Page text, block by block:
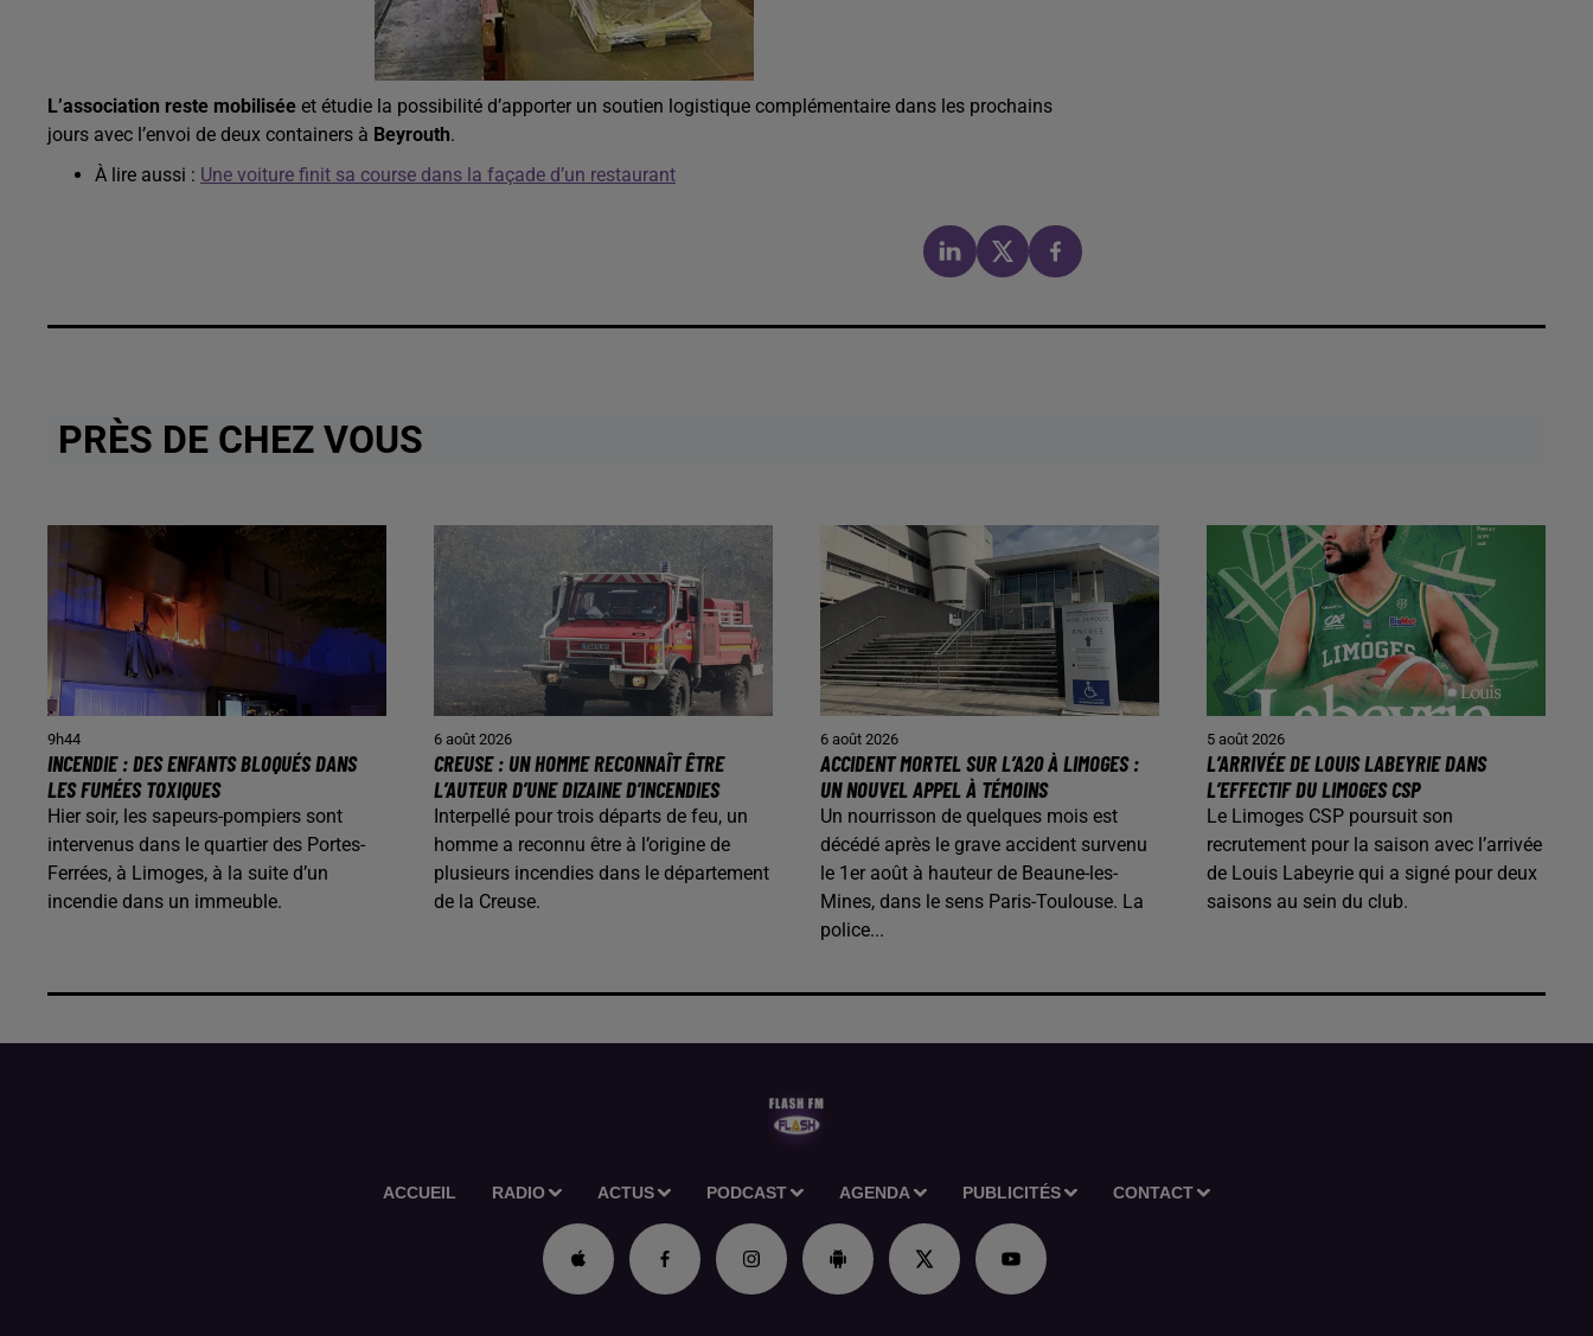
L’association reste mobilisée et étudie la possibilité d’apporter un soutien logistique complémentaire dans les prochains
jours avec l’envoi de deux containers à Beyrouth.
À lire aussi : Une voiture finit sa course dans la façade d’un restaurant
PRÈS DE CHEZ VOUS
9h44
INCENDIE : DES ENFANTS BLOQUÉS DANS
LES FUMÉES TOXIQUES
Hier soir, les sapeurs-pompiers sont
intervenus dans le quartier des Portes-
Ferrées, à Limoges, à la suite d’un
incendie dans un immeuble.
6 août 2026
CREUSE : UN HOMME RECONNAÎT ÊTRE
L’AUTEUR D’UNE DIZAINE D’INCENDIES
Interpellé pour trois départs de feu, un
homme a reconnu être à l’origine de
plusieurs incendies dans le département
de la Creuse.
6 août 2026
ACCIDENT MORTEL SUR L’A20 À LIMOGES :
UN NOUVEL APPEL À TÉMOINS
Un nourrisson de quelques mois est
décédé après le grave accident survenu
le 1er août à hauteur de Beaune-les-
Mines, dans le sens Paris-Toulouse. La
police...
5 août 2026
L’ARRIVÉE DE LOUIS LABEYRIE DANS
L’EFFECTIF DU LIMOGES CSP
Le Limoges CSP poursuit son
recrutement pour la saison avec l’arrivée
de Louis Labeyrie qui a signé pour deux
saisons au sein du club.
ACCUEIL RADIO ACTUS PODCAST AGENDA PUBLICITÉS CONTACT